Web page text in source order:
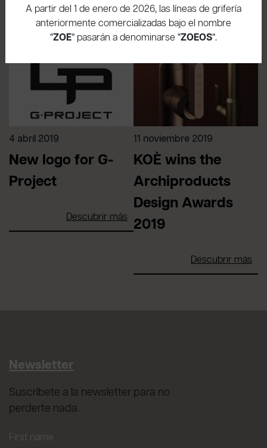
Artículos relacionados
4 abril 2019
New logo for G-
Project
Descubrir más
11 noviembre 2019
KOÈ wins the
Archiproducts
Design Awards
2019
Descubrir más
Newsletter
Suscríbete a la newsletter para no
perderte nada.
A partir del 1 de enero de 2026, las líneas de grifería
anteriormente comercializadas bajo el nombre
“ZOE” pasarán a denominarse “ZOEOS”.